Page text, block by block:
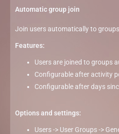
Automatic group join
Join users automatically to groups
Features:
Users are joined to groups
Configurable after activity
Configurable after days
Options and settings:
Users -> User Groups ->